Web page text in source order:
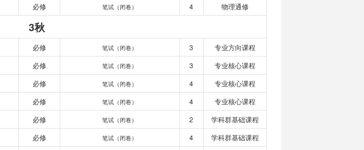
必修 笔试（闭卷） 4 物理通修
3秋
必修 笔试（闭卷） 3
专业方向课程
必修 笔试（闭卷） 3
专业核心课程
必修 笔试（闭卷） 4
专业核心课程
必修 笔试（闭卷） 4
专业核心课程
必修 笔试（闭卷） 2
学科群基础课程
必修 笔试（闭卷） 4
学科群基础课程